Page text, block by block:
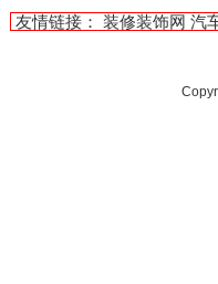
友情链接： 装修装饰网 汽